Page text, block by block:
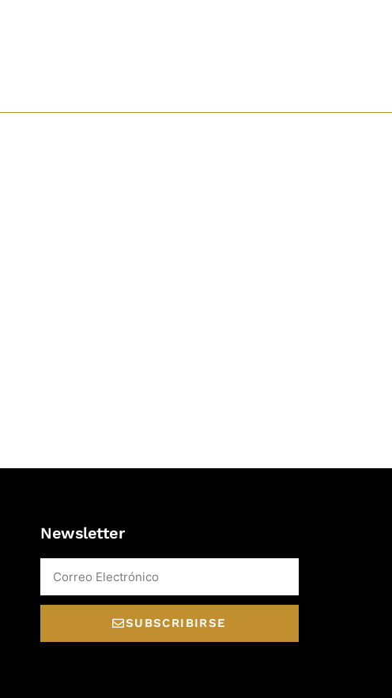
Newsletter
SUBSCRIBIRSE